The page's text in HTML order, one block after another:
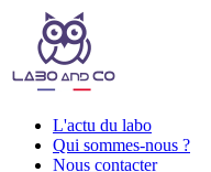
L'actu du labo
Qui sommes-nous ?
Nous contacter